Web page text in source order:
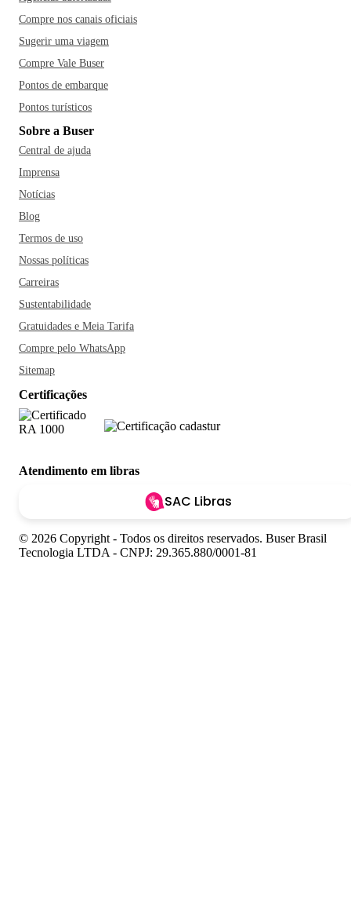
Compre nos canais oficiais
Sugerir uma viagem
Compre Vale Buser
Pontos de embarque
Pontos turísticos
Sobre a Buser
Central de ajuda
Imprensa
Notícias
Blog
Termos de uso
Nossas políticas
Carreiras
Sustentabilidade
Gratuidades e Meia Tarifa
Compre pelo WhatsApp
Sitemap
Certificações
Atendimento em libras
SAC Libras
© 2026 Copyright - Todos os direitos reservados. Buser Brasil
Tecnologia LTDA - CNPJ: 29.365.880/0001-81